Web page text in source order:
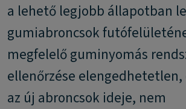
a lehető legjobb állapotban
gumiabroncsok
megfelelő guminyomás
ellenőrzése elengedhetetlen,
az új abroncsok ideje, nem